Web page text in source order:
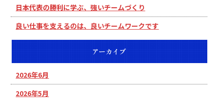
日本代表の勝利に学ぶ、強いチームづくり
良い仕事を支えるのは、良いチームワークです
アーカイブ
2026年6月
2026年5月